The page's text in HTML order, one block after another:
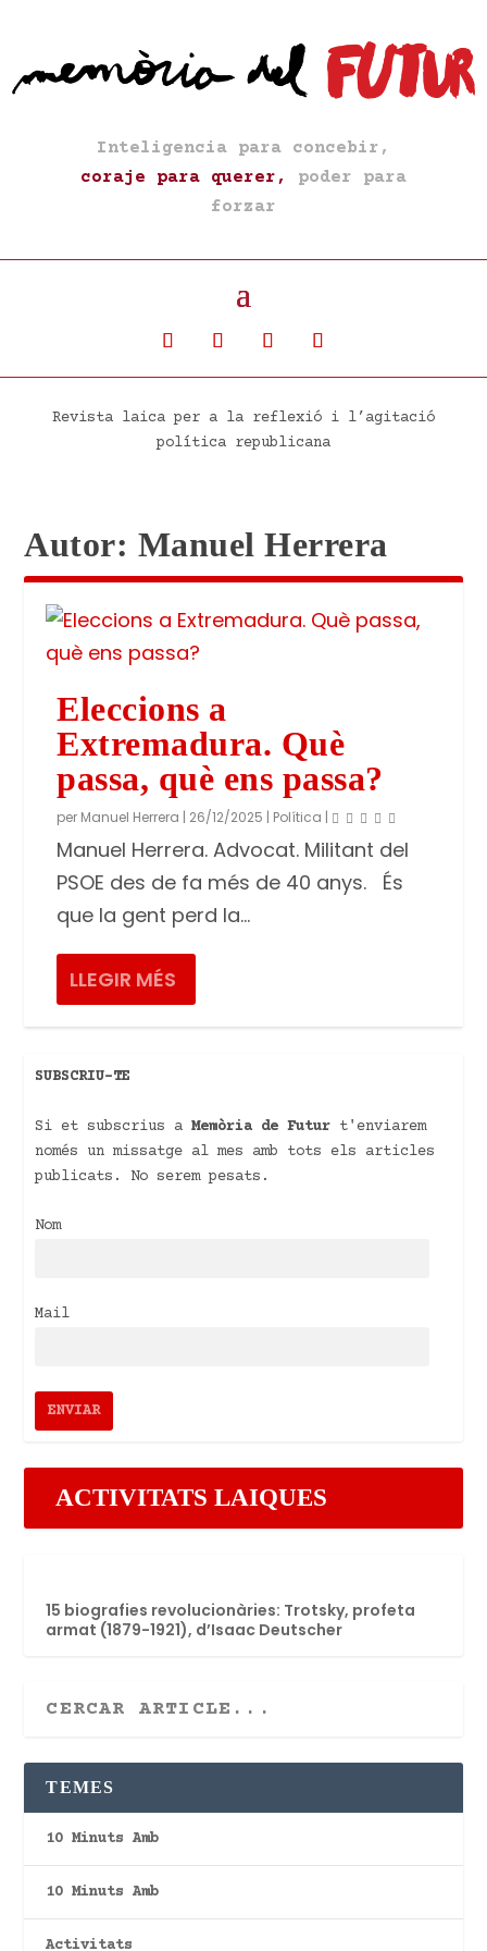
Inteligencia para concebir,
coraje para querer,
poder para
forzar
Revista laica per a la reflexió i l’agitació
política republicana
Autor: Manuel Herrera
Eleccions a
Extremadura. Què
passa, què ens passa?
per Manuel Herrera | 26/12/2025 | Política |
Manuel Herrera. Advocat. Militant del
PSOE des de fa més de 40 anys. És
que la gent perd la...
LLEGIR MÉS
SUBSCRIU-TE
Si et subscrius aMemòria de Futur t'enviarem
només un missatge al mes amb tots els articles
publicats. No serem pesats.
Nom
Mail
ACTIVITATS LAIQUES
15 biografies revolucionàries: Trotsky, profeta
armat (1879-1921), d’Isaac Deutscher
TEMES
10 Minuts Amb
10 Minuts Amb
Activitats